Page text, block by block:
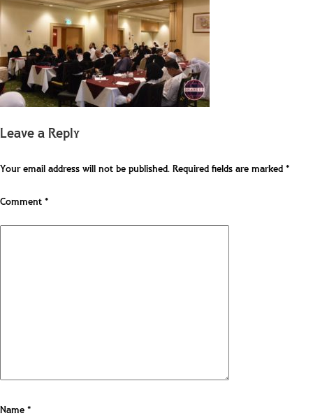
Leave a Reply
Your email address will not be published.Required fields are marked*
Comment*
Name*